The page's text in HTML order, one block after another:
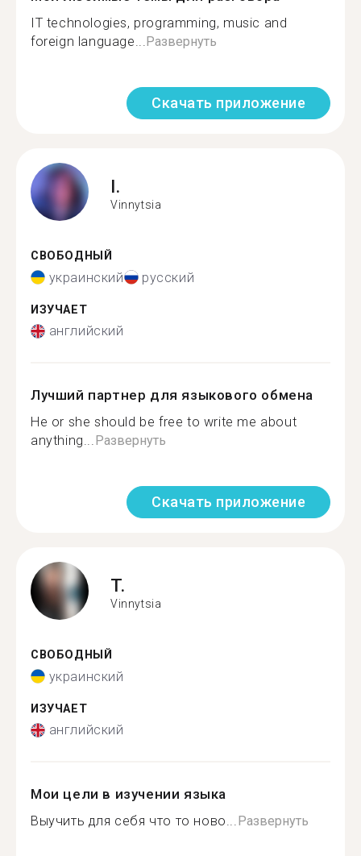
IT technologies, programming, music and
foreign language...Развернуть
Скачать приложение
I.
Vinnytsia
СВОБОДНЫЙ
украинский русский
ИЗУЧАЕТ
английский
Лучший партнер для языкового обмена
He or she should be free to write me about
anything...Развернуть
Скачать приложение
T.
Vinnytsia
СВОБОДНЫЙ
украинский
ИЗУЧАЕТ
английский
Мои цели в изучении языка
Выучить для себя что то ново...Развернуть